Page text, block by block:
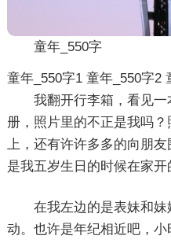
童年_550字
童年_550字1
我翻开行李箱，看见
册，照片里的不正是我吗
上，还有许许多多的向朋
是我五岁生日的时候在家开
在我左边的是表妹和
动。也许是年纪相近吧，
童年_550字2